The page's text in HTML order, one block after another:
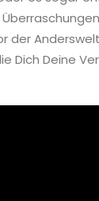
der
Dich Deine